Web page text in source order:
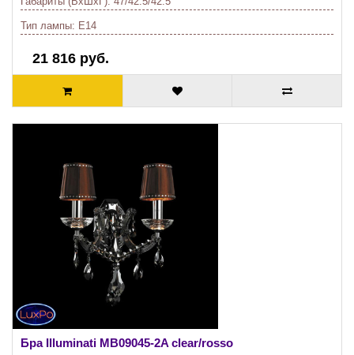
Тип лампы: E14
21 816 руб.
Бра Illuminati MB09045-2A clear/rosso